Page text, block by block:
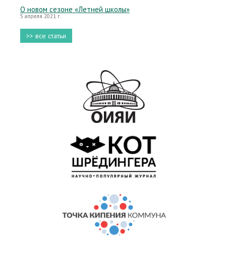
О новом сезоне «Летней школы»
5 апреля 2021 г.
>> все статьи